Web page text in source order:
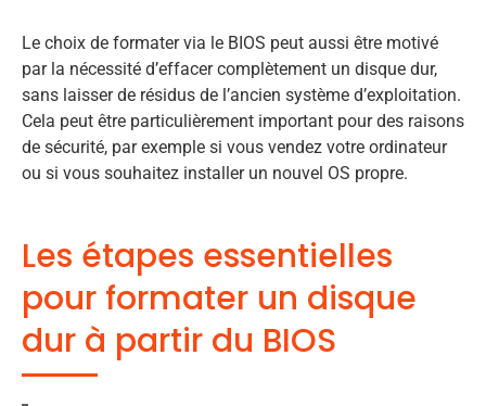
Le choix de formater via le BIOS peut aussi être motivé
par la nécessité d’effacer complètement un disque dur,
sans laisser de résidus de l’ancien système d’exploitation.
Cela peut être particulièrement important pour des raisons
de sécurité, par exemple si vous vendez votre ordinateur
ou si vous souhaitez installer un nouvel OS propre.
Les étapes essentielles
pour formater un disque
dur à partir du BIOS